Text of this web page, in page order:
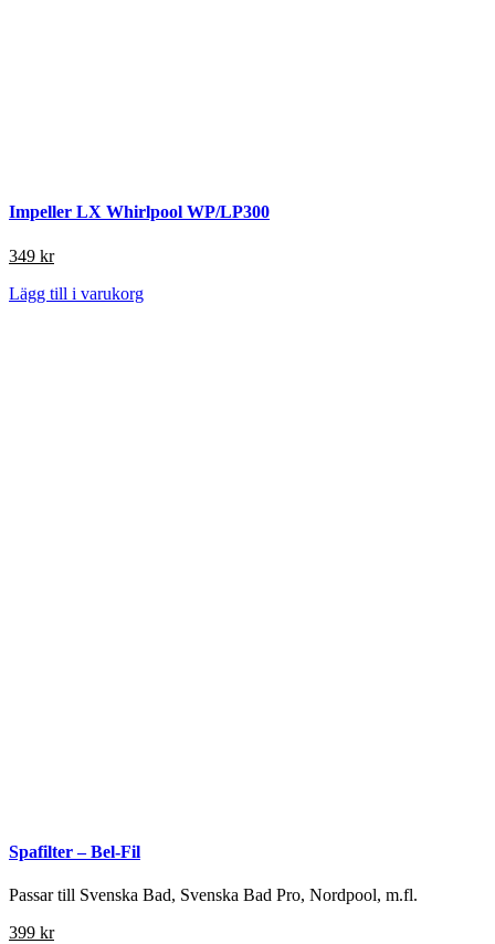
Impeller LX Whirlpool WP/LP300
349 kr
Lägg till i varukorg
Spafilter – Bel-Fil
Passar till Svenska Bad, Svenska Bad Pro, Nordpool, m.fl.
399 kr